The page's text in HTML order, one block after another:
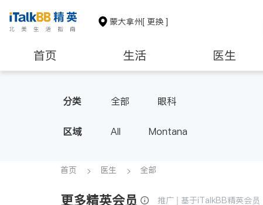
蒙大拿州[ 更换 ]
首页 生活 医生
分类 全部 眼科
区域 All Montana
首页 医生 全部
更多精英会员 推广 | 基于iTalkBB精英会员